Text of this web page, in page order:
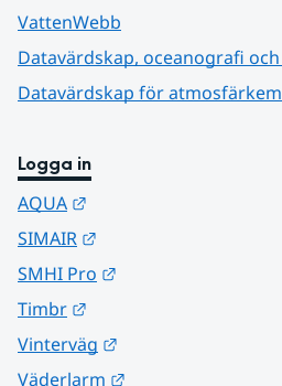
VattenWebb
Datavärdskap, oceanografi
Datavärdskap för
Logga in
AQUA
SIMAIR
SMHI Pro
Timbr
Vinterväg
Väderlarm